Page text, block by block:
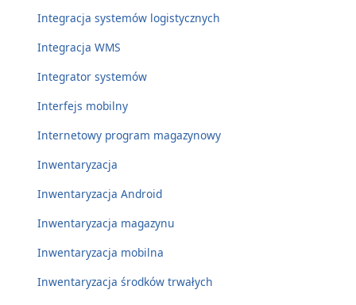
Integracja systemów logistycznych
Integracja WMS
Integrator systemów
Interfejs mobilny
Internetowy program magazynowy
Inwentaryzacja
Inwentaryzacja Android
Inwentaryzacja magazynu
Inwentaryzacja mobilna
Inwentaryzacja środków trwałych